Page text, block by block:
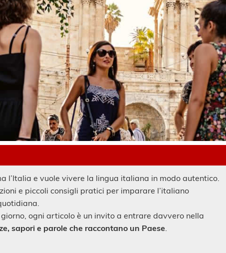
l’Italia e vuole vivere la lingua italiana in modo autentico.
e piccoli consigli pratici per imparare l’italiano
ogni articolo è un invito a entrare davvero nella
sapori e parole che raccontano un Paese